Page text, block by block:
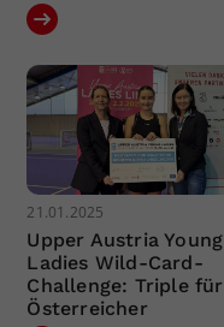
21.01.2025
Upper Austria Young
Ladies Wild-Card-
Challenge: Triple für
Österreicher